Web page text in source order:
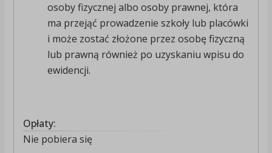
osoby fizycznej albo osoby prawnej, która
ma przejąć prowadzenie szkoły lub placówki
i może zostać złożone przez osobę fizyczną
lub prawną również po uzyskaniu wpisu do
ewidencji.
Opłaty:
Nie pobiera się